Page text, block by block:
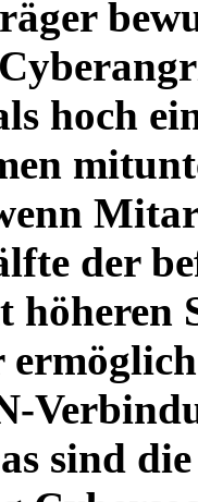
hoch
der
höheren
sind